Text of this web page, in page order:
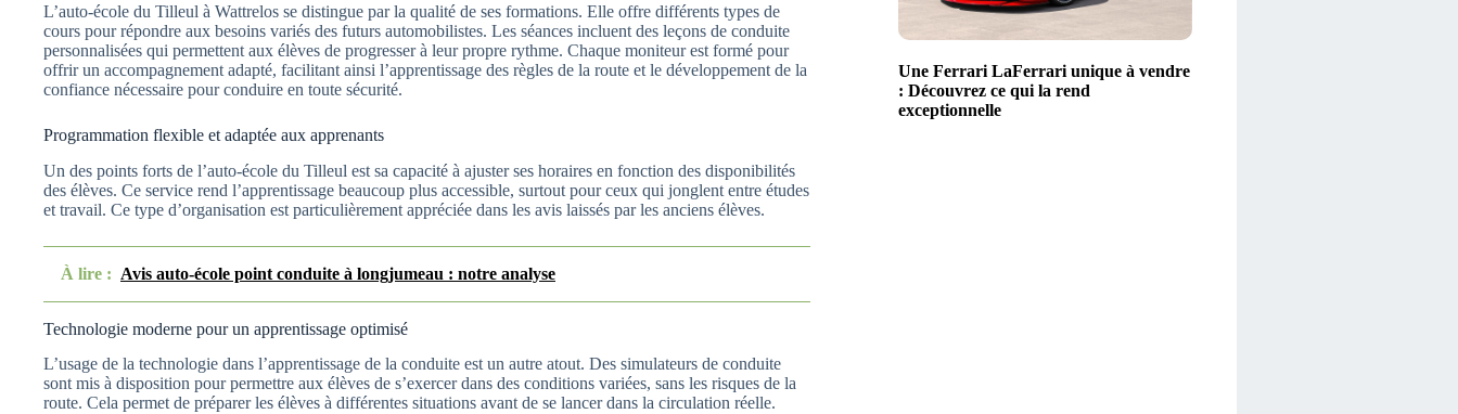
L’auto-école du Tilleul à Wattrelos se distingue par la qualité de ses formations. Elle offre différents types de
cours pour répondre aux besoins variés des futurs automobilistes. Les séances incluent des leçons de conduite
personnalisées qui permettent aux élèves de progresser à leur propre rythme. Chaque moniteur est formé pour
offrir un accompagnement adapté, facilitant ainsi l’apprentissage des règles de la route et le développement de la
confiance nécessaire pour conduire en toute sécurité.
Programmation flexible et adaptée aux apprenants
Un des points forts de l’auto-école du Tilleul est sa capacité à ajuster ses horaires en fonction des disponibilités
des élèves. Ce service rend l’apprentissage beaucoup plus accessible, surtout pour ceux qui jonglent entre études
et travail. Ce type d’organisation est particulièrement appréciée dans les avis laissés par les anciens élèves.
À lire : Avis auto-école point conduite à longjumeau : notre analyse
Technologie moderne pour un apprentissage optimisé
L’usage de la technologie dans l’apprentissage de la conduite est un autre atout. Des simulateurs de conduite
sont mis à disposition pour permettre aux élèves de s’exercer dans des conditions variées, sans les risques de la
route. Cela permet de préparer les élèves à différentes situations avant de se lancer dans la circulation réelle.
Une Ferrari LaFerrari unique à vendre
: Découvrez ce qui la rend
exceptionnelle